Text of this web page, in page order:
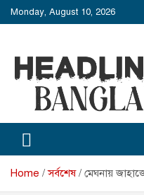
Skip
to
Monday, August 10, 2026
Headline
Home সর্বশেষ মেঘনায়